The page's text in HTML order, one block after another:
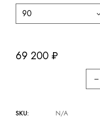
90
69 200₽
SKU:
N/A